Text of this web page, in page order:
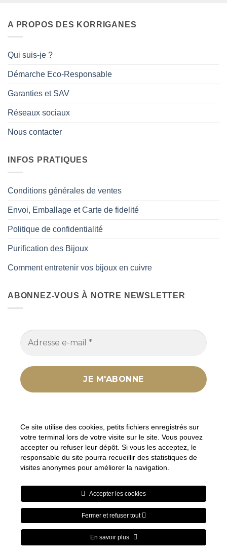
A PROPOS DES KORRIGANES
Qui suis-je ?
Démarche Eco-Responsable
Garanties et SAV
Réseaux sociaux
Nous contacter
INFOS PRATIQUES
Conditions générales de ventes
Envoi, Emballage et Carte de fidelité
Politique de confidentialité
Purification des Bijoux
Comment entretenir vos bijoux en cuivre
ABONNEZ-VOUS À NOTRE NEWSLETTER
achats remplissant les conditions requises sur les liens ou
produits Amazon mentionnés.
PayPal Stripe
On
BLOG
Ce site utilise des cookies, petits fichiers enregistrés sur
votre terminal lors de votre visite sur le site. Vous pouvez
accepter ou refuser leur dépôt. Si vous les acceptez, le
responsable du site pourra recueillir des statistiques de
visites anonymes pour améliorer la navigation.
Accepter les cookies
Fermer et refuser tout
En savoir plus